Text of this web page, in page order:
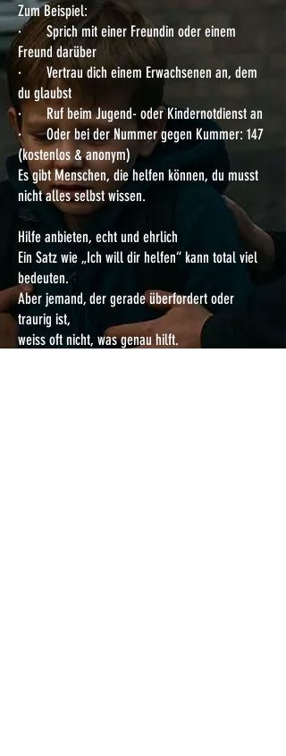
Zum Beispiel:
· Sprich mit einer Freundin oder einem
Freund darüber
· Vertrau dich einem Erwachsenen an, dem
du glaubst
· Ruf beim Jugend- oder Kindernotdienst an
· Oder bei der Nummer gegen Kummer: 147
(kostenlos & anonym)
Es gibt Menschen, die helfen können, du musst
nicht alles selbst wissen.
Hilfe anbieten, echt und ehrlich
Ein Satz wie „Ich will dir helfen“ kann total viel
bedeuten.
Aber jemand, der gerade überfordert oder
traurig ist,
weiss oft nicht, was genau hilft.